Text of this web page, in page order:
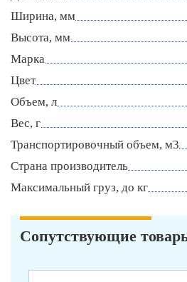
Ширина, мм
Высота, мм
Марка
Цвет
Объем, л
Вес, г
Транспортировочный объем, м3
Страна производитель
Максимальный груз, до кг
Сопутствующие